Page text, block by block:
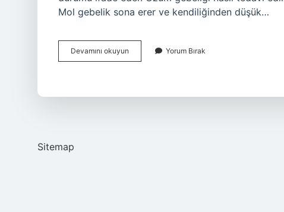
Mol gebelik sona erer ve kendiliğinden düşük…
Devamını okuyun
Gebeliği
Yorum Bırak
Sitemap